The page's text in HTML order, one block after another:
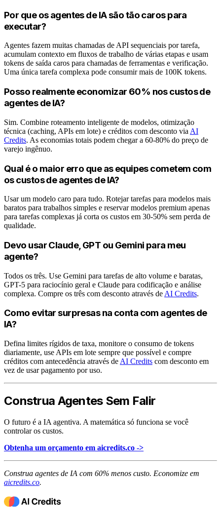
Por que os agentes de IA são tão caros para
executar?
Agentes fazem muitas chamadas de API sequenciais por tarefa,
acumulam contexto em fluxos de trabalho de várias etapas e usam
tokens de saída caros para chamadas de ferramentas e verificação.
Uma única tarefa complexa pode consumir mais de 100K tokens.
Posso realmente economizar 60% nos custos de
agentes de IA?
Sim. Combine roteamento inteligente de modelos, otimização
técnica (caching, APIs em lote) e créditos com desconto via AI
Credits. As economias totais podem chegar a 60-80% do preço de
varejo ingênuo.
Qual é o maior erro que as equipes cometem com
os custos de agentes de IA?
Usar um modelo caro para tudo. Rotejar tarefas para modelos mais
baratos para trabalhos simples e reservar modelos premium apenas
para tarefas complexas já corta os custos em 30-50% sem perda de
qualidade.
Devo usar Claude, GPT ou Gemini para meu
agente?
Todos os três. Use Gemini para tarefas de alto volume e baratas,
GPT-5 para raciocínio geral e Claude para codificação e análise
complexa. Compre os três com desconto através de AI Credits.
Como evitar surpresas na conta com agentes de
IA?
Defina limites rígidos de taxa, monitore o consumo de tokens
diariamente, use APIs em lote sempre que possível e compre
créditos com antecedência através de AI Credits com desconto em
vez de usar pagamento por uso.
Construa Agentes Sem Falir
O futuro é a IA agentiva. A matemática só funciona se você
controlar os custos.
Obtenha um orçamento em aicredits.co ->
Construa agentes de IA com 60% menos custo. Economize em
aicredits.co.